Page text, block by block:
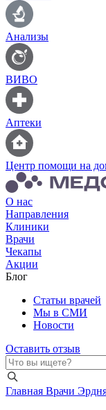
Анализы
ВИВО
Аптеки
Центр помощи на
О нас
Направления
Клиники
Врачи
Чекапы
Акции
Блог
Статьи врачей
Мы в СМИ
Новости
Оставить отзыв
Главная Врачи